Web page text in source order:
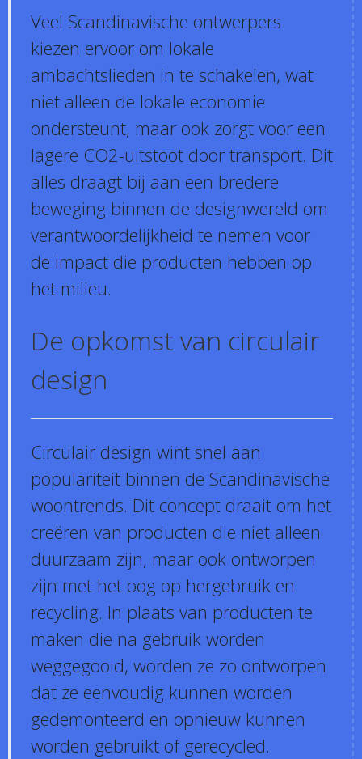
Veel Scandinavische ontwerpers
kiezen ervoor om lokale
ambachtslieden in te schakelen, wat
niet alleen de lokale economie
ondersteunt, maar ook zorgt voor een
lagere CO2-uitstoot door transport. Dit
alles draagt bij aan een bredere
beweging binnen de designwereld om
verantwoordelijkheid te nemen voor
de impact die producten hebben op
het milieu.
De opkomst van circulair
design
Circulair design wint snel aan
populariteit binnen de Scandinavische
woontrends. Dit concept draait om het
creëren van producten die niet alleen
duurzaam zijn, maar ook ontworpen
zijn met het oog op hergebruik en
recycling. In plaats van producten te
maken die na gebruik worden
weggegooid, worden ze zo ontworpen
dat ze eenvoudig kunnen worden
gedemonteerd en opnieuw kunnen
worden gebruikt of gerecycled.